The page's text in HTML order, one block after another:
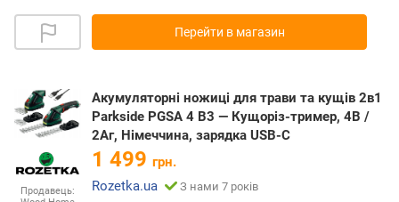
Перейти в магазин
Продавець:
Акумуляторні ножиці для трави та кущів 2в1
Parkside PGSA 4 B3 — Кущоріз-тример, 4В /
2Аг, Німеччина, зарядка USB-C
1 499 грн.
Rozetka.ua
З нами 7 років